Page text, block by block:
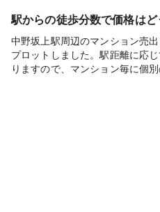
駅からの徒歩分数で価格はど
中野坂上駅周辺のマンション売
プロットしました。駅距離に応
りますので、マンション毎に個